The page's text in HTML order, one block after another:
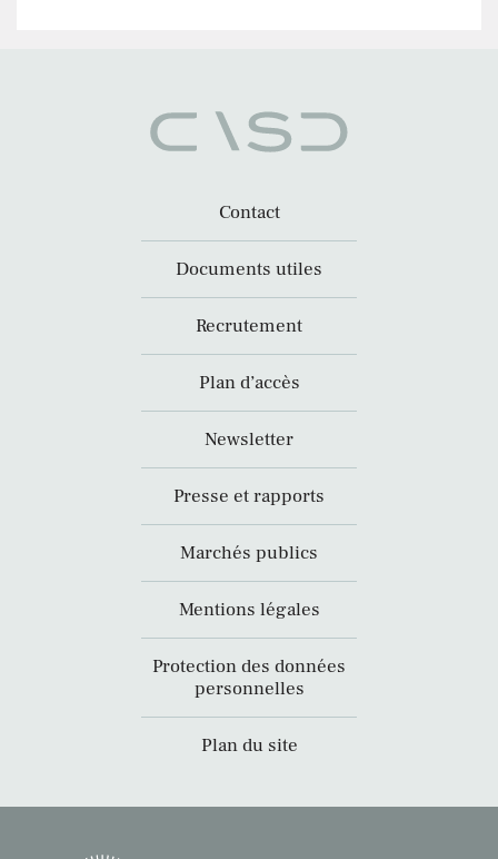
Contact
Documents utiles
Recrutement
Plan d’accès
Newsletter
Presse et rapports
Marchés publics
Mentions légales
Protection des données
personnelles
Plan du site